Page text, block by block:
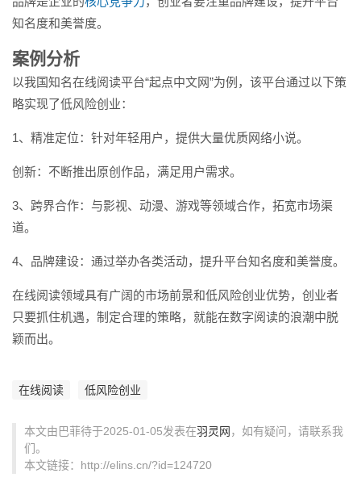
知名度和美誉度。
案例分析
以我国知名在线阅读平台“起点中文网”为例，该平台通过以下策
略实现了低风险创业：
1、精准定位：针对年轻用户，提供大量优质网络小说。
创新：不断推出原创作品，满足用户需求。
3、跨界合作：与影视、动漫、游戏等领域合作，拓宽市场渠
道。
4、品牌建设：通过举办各类活动，提升平台知名度和美誉度。
在线阅读领域具有广阔的市场前景和低风险创业优势，创业者
只要抓住机遇，制定合理的策略，就能在数字阅读的浪潮中脱
颖而出。
在线阅读 低风险创业
本文由巴菲待于2025-01-05发表在羽灵网 ，如有疑问，请联系我
们。
本文链接：http://elins.cn/?id=124720